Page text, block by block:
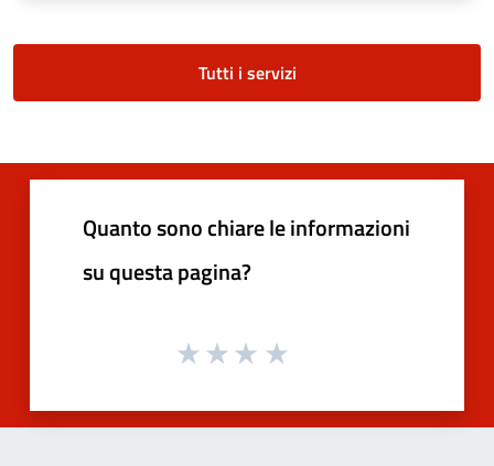
Tutti i servizi
Quanto sono chiare le informazioni
su questa pagina?